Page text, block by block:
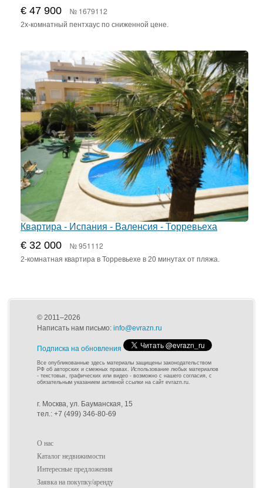
€ 47 900 № 1679112
2х-комнатный пентхаус по сниженной цене.
Квартира - Испания - Валенсия - Торревьеха
€ 32 000 № 951112
2-комнатная квартира в Торревьехе в 20 минутах от пляжа.
© 2011–2026
Написать нам письмо: info@evrazn.ru
Подписка на обновления
Все опубликованные здесь материалы защищены законодательством
РФ об авторских и смежных правах. Использование любых материалов
- текстовых, графических или видео - возможно с нашего согласия, с
обязательным указанием активной ссылки на сайт evrazn.ru.
г. Москва, ул. Бауманская, 15
тел.: +7 (499) 346-80-69
О нас
Каталог недвижимости
Интересные предложения
Заявка на покупку/аренду